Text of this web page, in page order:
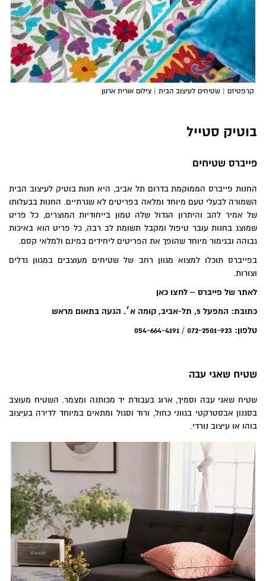
קרפטיזם | שטיחים לעיצוב הבית | צילום אורית ארנון
בוטיק סטייל
פייברס שטיחים
החנות פייברס הממוקמת בדרום תל אביב, היא חנות בוטיק לעיצוב הבית
השמורה לבעלי טעם מיוחד ומלאה בפריטים לא שגרתיים. החנות בבעלותו
של אמיר להב והיתרון הגדול שלה טמון בייחודיות המוצרים, כל פריט
שמוצג בחנות עובר טיפול ומקבל תשומת לב רבה, כל פריט הוא באיכות
גבוהה ובגימור מיוחד שהופך את הפריטים ליחידים במינם ולמלאי קסם.
בפייברס תוכלו למצוא מגוון רחב של שטיחים מעוצבים במגוון גדלים
וצורות.
לאתר של פייברס – לחצו כאן
כתובת: המפעל 5, תל-אביב, קומה א׳. הגעה בתאום מראש
טלפון: 072-2501-923 / 054-664-4191
שטיח שאגי עבה
שטיח שאגי עבה וסמיך, ארוג בעבודת יד מכותנה ומצמר. השטיח מעוצב
בסגנון אבסטרקטי בגווני כחול, ורוד וסגול ומתאים במיוחד לדירה בעיצוב
בוהו או עיצוב נורדי.